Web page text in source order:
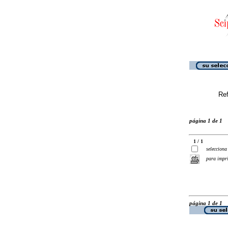
página 1 de 1
1 / 1
selecciona
para
página 1 de 1